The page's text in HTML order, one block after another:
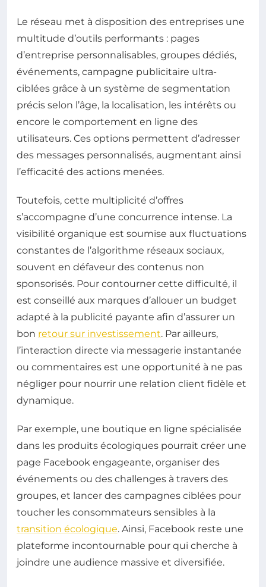
Le réseau met à disposition des entreprises une
multitude d’outils performants : pages
d’entreprise personnalisables, groupes dédiés,
événements, campagne publicitaire ultra-
ciblées grâce à un système de segmentation
précis selon l’âge, la localisation, les intérêts ou
encore le comportement en ligne des
utilisateurs. Ces options permettent d’adresser
des messages personnalisés, augmentant ainsi
l’efficacité des actions menées.
Toutefois, cette multiplicité d’offres
s’accompagne d’une concurrence intense. La
visibilité organique est soumise aux fluctuations
constantes de l’algorithme réseaux sociaux,
souvent en défaveur des contenus non
sponsorisés. Pour contourner cette difficulté, il
est conseillé aux marques d’allouer un budget
adapté à la publicité payante afin d’assurer un
bon retour sur investissement. Par ailleurs,
l’interaction directe via messagerie instantanée
ou commentaires est une opportunité à ne pas
négliger pour nourrir une relation client fidèle et
dynamique.
Par exemple, une boutique en ligne spécialisée
dans les produits écologiques pourrait créer une
page Facebook engageante, organiser des
événements ou des challenges à travers des
groupes, et lancer des campagnes ciblées pour
toucher les consommateurs sensibles à la
transition écologique. Ainsi, Facebook reste une
plateforme incontournable pour qui cherche à
joindre une audience massive et diversifiée.